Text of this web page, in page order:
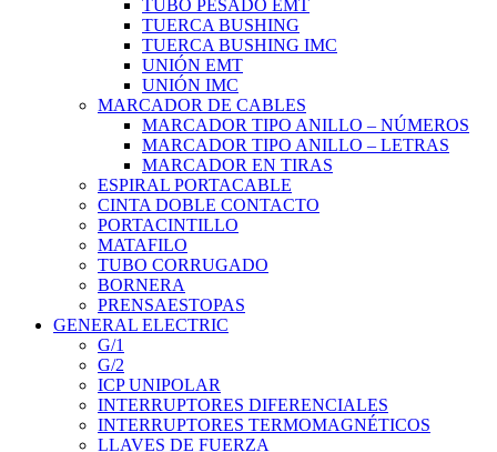
TUBO PESADO EMT
TUERCA BUSHING
TUERCA BUSHING IMC
UNIÓN EMT
UNIÓN IMC
MARCADOR DE CABLES
MARCADOR TIPO ANILLO – NÚMEROS
MARCADOR TIPO ANILLO – LETRAS
MARCADOR EN TIRAS
ESPIRAL PORTACABLE
CINTA DOBLE CONTACTO
PORTACINTILLO
MATAFILO
TUBO CORRUGADO
BORNERA
PRENSAESTOPAS
GENERAL ELECTRIC
G/1
G/2
ICP UNIPOLAR
INTERRUPTORES DIFERENCIALES
INTERRUPTORES TERMOMAGNÉTICOS
LLAVES DE FUERZA